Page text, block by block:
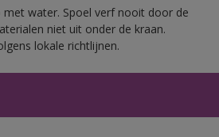
met water. Spoel verf nooit door de
niet uit onder de kraan.
lokale richtlijnen.